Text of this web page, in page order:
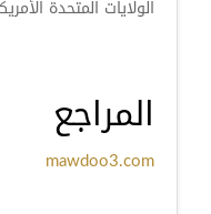
الولايات المتحدة
المراجع
mawdoo3.com